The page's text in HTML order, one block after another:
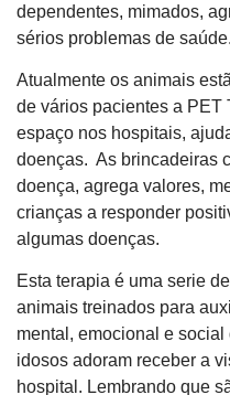
dependentes, mimados,
sérios problemas de saúde.
Atualmente os animais
de vários pacientes a PET
espaço nos hospitais,
doenças. As brincadeiras
doença, agrega valores,
crianças a responder
algumas doenças.
Esta terapia é uma serie
animais treinados para
mental, emocional e
idosos adoram receber a
hospital. Lembrando que